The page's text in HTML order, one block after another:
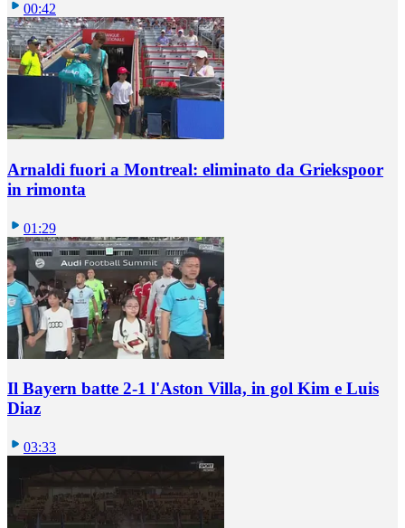
00:42
Arnaldi fuori a Montreal: eliminato da Griekspoor
in rimonta
01:29
Il Bayern batte 2-1 l'Aston Villa, in gol Kim e Luis
Diaz
03:33